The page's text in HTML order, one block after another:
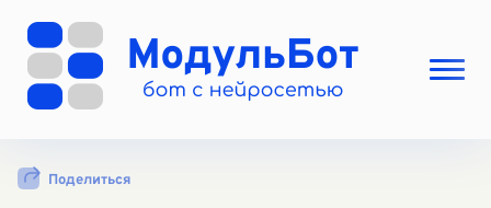
Выбрать режим
Поделиться